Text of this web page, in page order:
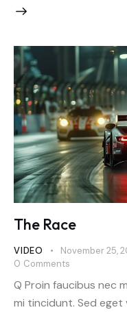
The Race
VIDEO November 25,
0 Comments
Q Proin faucibus nec
mi tincidunt. Sed eget